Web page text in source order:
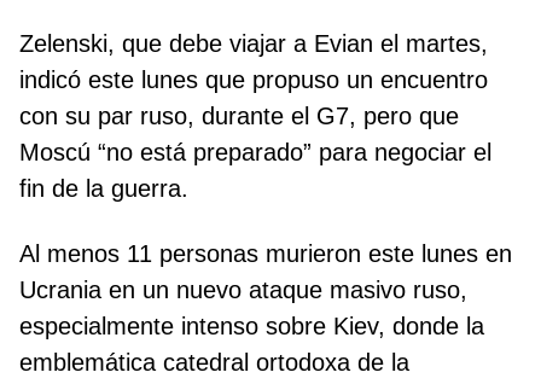
Zelenski, que debe viajar a Evian el martes,
indicó este lunes que propuso un encuentro
con su par ruso, durante el G7, pero que
Moscú “no está preparado” para negociar el
fin de la guerra.
Al menos 11 personas murieron este lunes en
Ucrania en un nuevo ataque masivo ruso,
especialmente intenso sobre Kiev, donde la
emblemática catedral ortodoxa de la